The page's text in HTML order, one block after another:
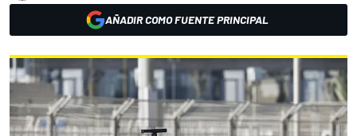
AÑADIR COMO FUENTE PRINCIPAL